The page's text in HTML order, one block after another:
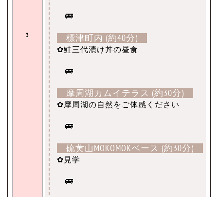
3
🚌
標津町内 (約40分)
✿鮭三代漬け丼の昼食
🚌
摩周湖カムイテラス (約30分)
✿摩周湖の自然をご体感ください
🚌
硫黄山MOKOMOKベース (約30分)
✿見学
🚌